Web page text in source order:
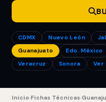
CDMX Nuevo León
Guanajuato
Edo. México
Veracruz
Sonora
Inicio›Fichas Técnicas›